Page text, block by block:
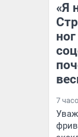
«Я
7